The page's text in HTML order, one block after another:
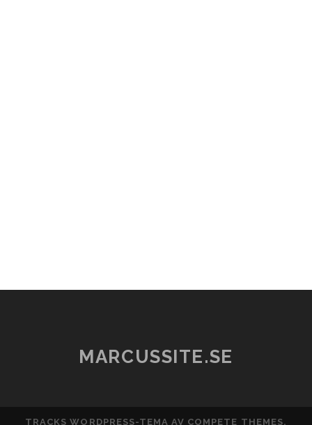
MARCUSSITE.SE
TRACKS WORDPRESS-TEMA AV COMPETE THEMES.